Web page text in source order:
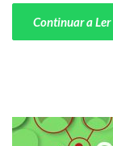
Continuar a Ler